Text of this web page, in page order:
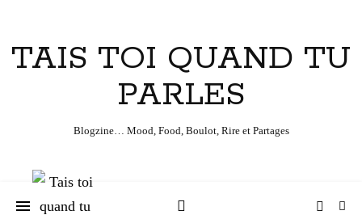
TAIS TOI QUAND TU
PARLES
Blogzine… Mood, Food, Boulot, Rire et Partages